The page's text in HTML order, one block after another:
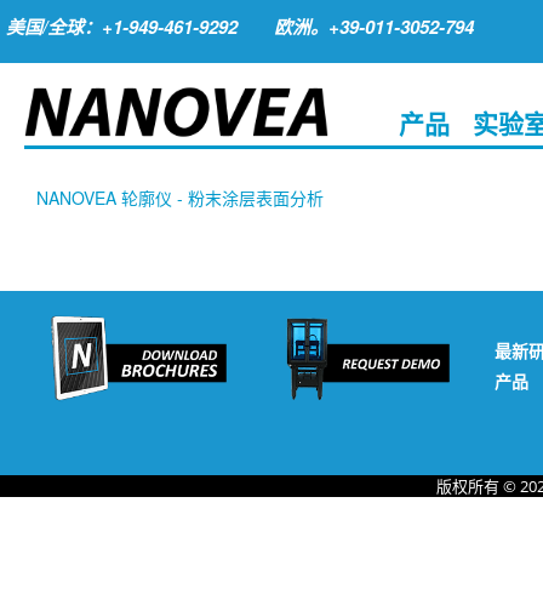
美国/全球：+1-949-461-9292 欧洲。+39-011-3052-794
产品 实验
NANOVEA 轮廓仪 - 粉末涂层表面分析
最新
产品
版权所有 ©